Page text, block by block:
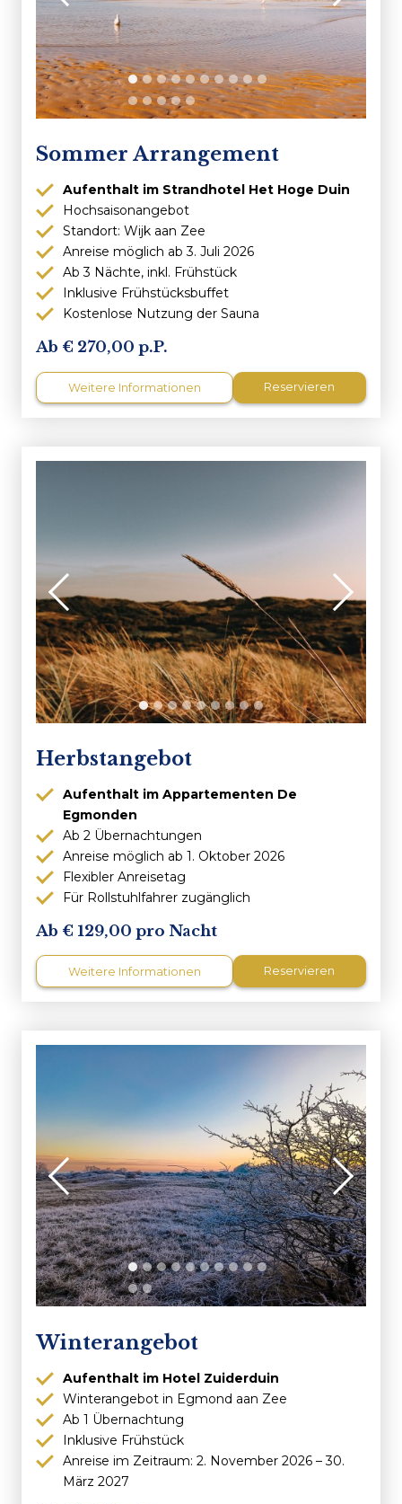
Sommer Arrangement
Aufenthalt im Strandhotel Het Hoge Duin
Hochsaisonangebot
Standort: Wijk aan Zee
Anreise möglich ab 3. Juli 2026
Ab 3 Nächte, inkl. Frühstück
Inklusive Frühstücksbuffet
Kostenlose Nutzung der Sauna
270,00 p.P.
Weitere Informationen Reservieren
Herbstangebot
Aufenthalt im Appartementen De
Egmonden
Ab 2 Übernachtungen
Anreise möglich ab 1. Oktober 2026
Flexibler Anreisetag
Für Rollstuhlfahrer zugänglich
129,00 pro Nacht
Weitere Informationen Reservieren
Winterangebot
Aufenthalt im Hotel Zuiderduin
Winterangebot in Egmond aan Zee
Ab 1 Übernachtung
Inklusive Frühstück
Anreise im Zeitraum: 2. November 2026 – 30.
März 2027